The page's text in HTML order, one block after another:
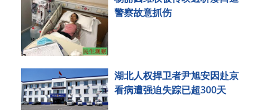
警察故意抓伤
湖北人权捍卫者尹旭安因赴京
看病遭强迫失踪已超300天